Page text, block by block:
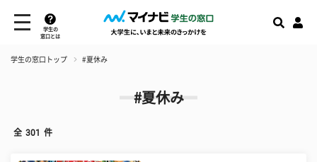
学生の
窓口とは
学生の窓口トップ #夏休み
#夏休み
全 301 件